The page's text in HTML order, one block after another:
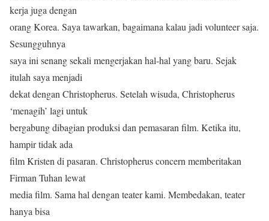
kerja juga dengan
orang Korea. Saya tawarkan, bagaimana kalau jadi volunteer saja.
Sesungguhnya
saya ini senang sekali mengerjakan hal-hal yang baru. Sejak
itulah saya menjadi
dekat dengan Christopherus. Setelah wisuda, Christopherus
‘menagih’ lagi untuk
bergabung dibagian produksi dan pemasaran film. Ketika itu,
hampir tidak ada
film Kristen di pasaran. Christopherus concern memberitakan
Firman Tuhan lewat
media film. Sama hal dengan teater kami. Membedakan, teater
hanya bisa